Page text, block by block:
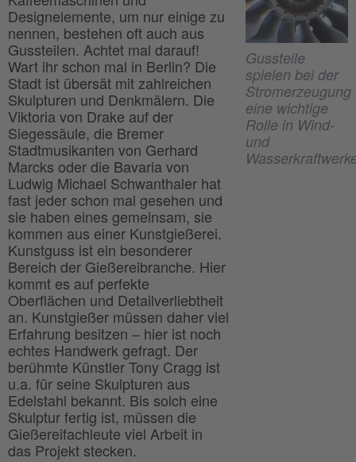
Designelemente, um nur einige zu
nennen, bestehen oft auch aus
Gussteilen. Achtet mal darauf!
Wart ihr schon mal in Berlin? Die
Stadt ist übersät mit zahlreichen
Skulpturen und Denkmälern. Die
Viktoria von Drake auf der
Siegessäule, die Bremer
Stadtmusikanten von Gerhard
Marcks oder die Bavaria von
Ludwig Michael Schwanthaler hat
fast jeder schon mal gesehen und
sie haben eines gemeinsam, sie
kommen aus einer Kunstgießerei.
Kunstguss ist ein besonderer
Bereich der Gießereibranche. Hier
kommt es auf perfekte
Oberflächen und Detailverliebtheit
an. Kunstgießer müssen daher viel
Erfahrung besitzen – hier ist noch
echtes Handwerk gefragt. Der
berühmte Künstler Tony Cragg ist
u.a. für seine Skulpturen aus
Edelstahl bekannt. Bis solch eine
Skulptur fertig ist, müssen die
Gießereifachleute viel Arbeit in
das Projekt stecken.
Gussteile
spielen bei der
Stromerzeugung
eine wichtige
Rolle in Wind-
und